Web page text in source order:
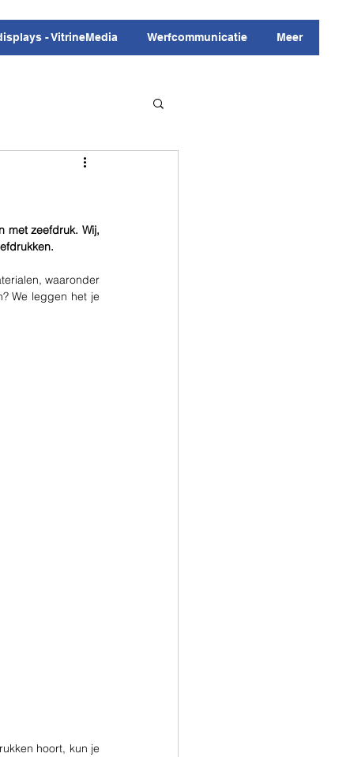
- VitrineMedia Werfcommunicatie Meer
met zeefdruk. Wij,
waaronder
We leggen het je
hoort, kun je